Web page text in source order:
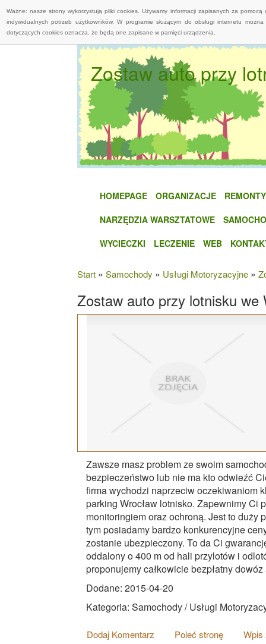
Ważne: nasze strony wykorzystują pliki cookies. Używamy informacji zapisanych za
indywidualnych potrzeb użytkowników. W programie służącym do obsługi internetu
dotyczących cookies oznacza, że będą one zapisane w pamięci urządzenia.
Zostaw auto przy
HOMEPAGE ORGANIZACJE
REMONTY
NARZĘDZIA WARSZTATOWE
WYCIECZKI
LECZENIE WEB
Start » Samochody » Usługi Motoryzacyjne »
Zostaw auto przy lotnisku we
Zawsze masz problem ze swoim
bezpieczeństwo lub nie ma kto odwieźć
firma wychodzi naprzeciw oczekiwaniom
parking Wrocław lotnisko. Zapewnimy Ci
monitoringiem oraz ochroną. Jest to duży
tym posiadamy bardzo konkurencyjne
zostanie ubezpieczony. To da Ci
oddalony o 400 m od hali przylotów i
proponujemy całkowicie bezpłatny
Dodane: 2015-04-20
Kategoria: Samochody / Usługi
Dodaj Komentarz Poleć stronę Wpis